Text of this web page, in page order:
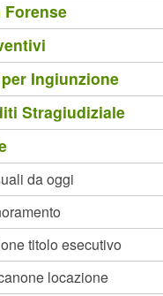
Ingiunzione
Stragiudiziale
da oggi
titolo esecutivo
locazione